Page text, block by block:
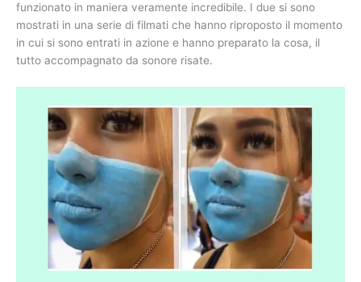
funzionato in maniera veramente incredibile. I due si sono
mostrati in una serie di filmati che hanno riproposto il momento
in cui si sono entrati in azione e hanno preparato la cosa, il
tutto accompagnato da sonore risate.